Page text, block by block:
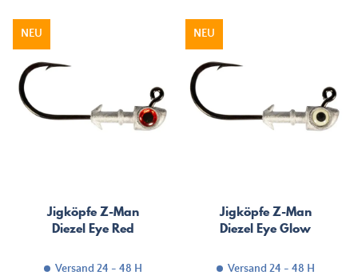
Jigköpfe Z-Man
Diezel Eye Red
Versand 24 - 48 H
NEU
Jigköpfe Z-Man
Diezel Eye Glow
Versand 24 - 48 H
NEU